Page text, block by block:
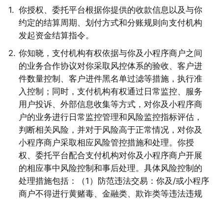
1. 你授权、委托平台根据你提供的收款信息以及与你
约定的结算周期、划付方式和分账规则向支付机构
发起资金结算指令。
2. 你知晓，支付机构有权依据与你及小程序商户之间
的业务合作协议对你采取风控体系的验收、客户进
件数量控制、客户进件黑名单过滤等措施，执行准
入控制；同时，支付机构有权通过日常监控、服务
用户投诉、外部信息收集等方式，对你及小程序商
户的业务进行日常监控管理和风险监控指标评估，
判断相关风险，并对于风险高于正常情况，对你及
小程序商户采取相应风险管控措施和处理。你授
权、委托平台配合支付机构对你及小程序商户开展
的相应事中风险控制和事后处理。具体风险控制的
处理措施包括：（1）防范违法交易：你及/或小程序
商户不得进行黄赌毒、金融类、欺诈类等违法违规